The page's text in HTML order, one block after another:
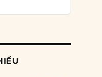
quỹ đầu tư mạo